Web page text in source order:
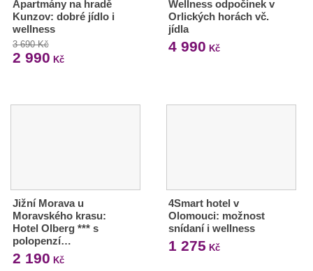
Apartmány na hradě
Kunzov: dobré jídlo i
wellness
3 690 Kč
2 990 Kč
Wellness odpočinek v
Orlických horách vč.
jídla
4 990 Kč
Jižní Morava u
Moravského krasu:
Hotel Olberg *** s
polopenzí…
2 190 Kč
4Smart hotel v
Olomouci: možnost
snídaní i wellness
1 275 Kč